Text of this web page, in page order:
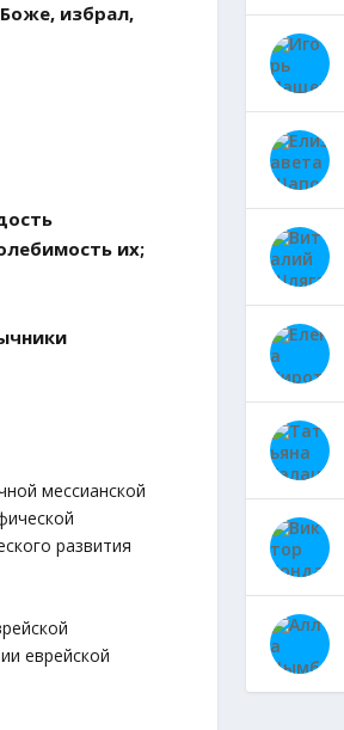
избрал,
их;
мессианской
развития
еврейской